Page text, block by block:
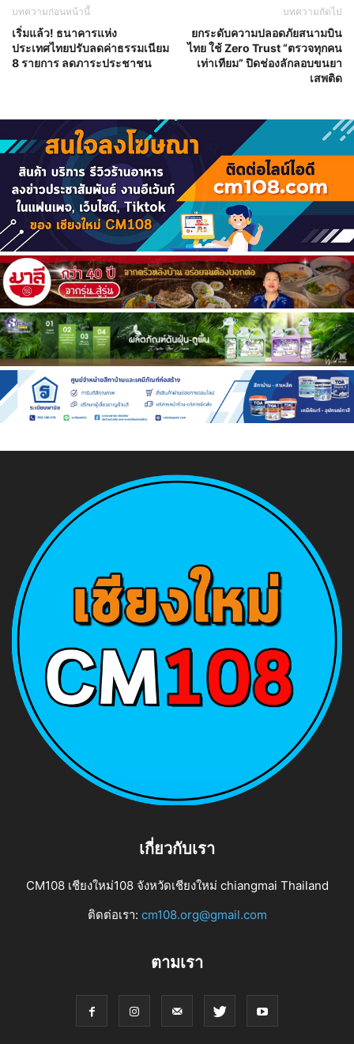
บทความก่อนหน้านี้
เริ่มแล้ว! ธนาคารแห่ง
ประเทศไทยปรับลดค่าธรรมเนียม
8 รายการ ลดภาระประชาชน
บทความถัดไป
ยกระดับความปลอดภัยสนามบิน
ไทย ใช้ Zero Trust “ตรวจทุกคน
เท่าเทียม” ปิดช่องลักลอบขนยา
เสพติด
เกี่ยวกับเรา
CM108 เชียงใหม่108 จังหวัดเชียงใหม่ chiangmai Thailand
ติดต่อเรา: cm108.org@gmail.com
ตามเรา